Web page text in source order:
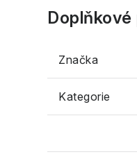
Značka
Kategorie